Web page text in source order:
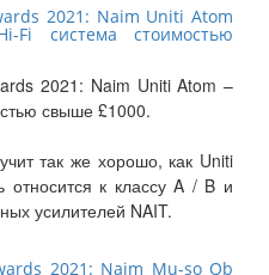
2021: Naim Uniti Atom
Fi система стоимостью
2021: Naim Uniti Atom –
свыше £1000.
так же хорошо, как Uniti
относится к классу A / B и
усилителей NAIT.
2021: Naim Mu-so Qb